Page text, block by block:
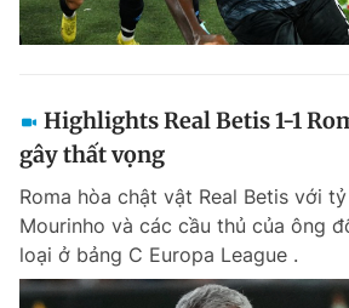
Highlights Real Betis 1-1
gây thất vọng
Roma hòa chật vật Real Betis với tỷ
Mourinho và các cầu thủ của ông
loại ở bảng C Europa League .